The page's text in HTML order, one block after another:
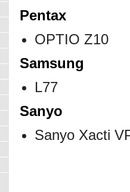
Pentax
OPTIO Z10
Samsung
L77
Sanyo
Sanyo Xacti